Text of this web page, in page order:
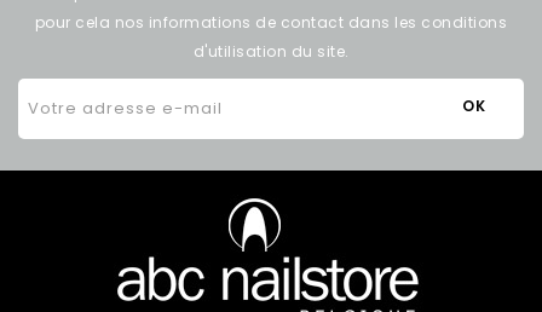
pour cela nos informations de contact dans les conditions
d'utilisation du site.